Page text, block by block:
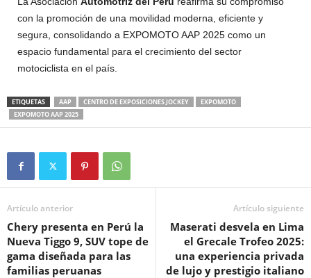
con la promoción de una movilidad moderna, eficiente y
segura, consolidando a EXPOMOTO AAP 2025 como un
espacio fundamental para el crecimiento del sector
motociclista en el país.
ETIQUETAS AAP CENTRO DE EXPOSICIONES JOCKEY
EXPOMOTO
EXPOMOTO AAP 2025
Artículo anterior
Chery presenta en Perú la
Nueva Tiggo 9, SUV tope de
gama diseñada para las
familias peruanas
Artículo siguiente
Maserati desvela en Lima
el Grecale Trofeo 2025:
una experiencia privada
de lujo y prestigio italiano